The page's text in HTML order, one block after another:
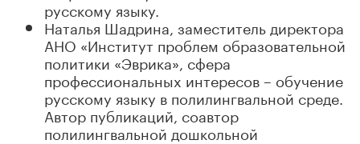
русскому языку.
Наталья Шадрина, заместитель директора
АНО «Институт проблем образовательной
политики «Эврика», сфера
профессиональных интересов – обучение
русскому языку в полилингвальной среде.
Автор публикаций, соавтор
полилингвальной дошкольной